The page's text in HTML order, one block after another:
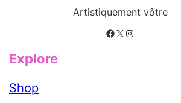
Artistiquement vôtre
Facebook X Instagram
Explore
Shop